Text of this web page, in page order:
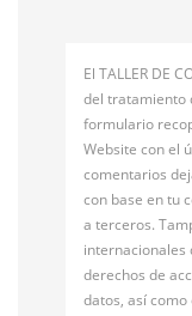
El TALLER DE
del tratamiento
formulario
Website con el
comentarios
con base en tu
a terceros.
internacionales
derechos de
datos, así